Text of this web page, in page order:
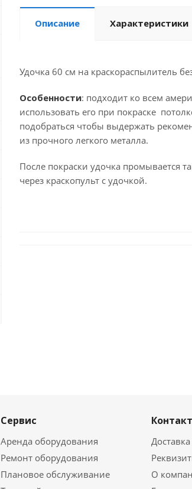
Описание Характеристики
Удочка 60 см на краскораспылитель
Особенности: подходит ко всем
использовать его при покраске
подобраться чтобы выдержать
из прочного легкого металла.
После покраски удочка промывается
через краскопульт с удочкой.
Сервис
Аренда оборудования
Ремонт оборудования
Плановое обслуживание
О